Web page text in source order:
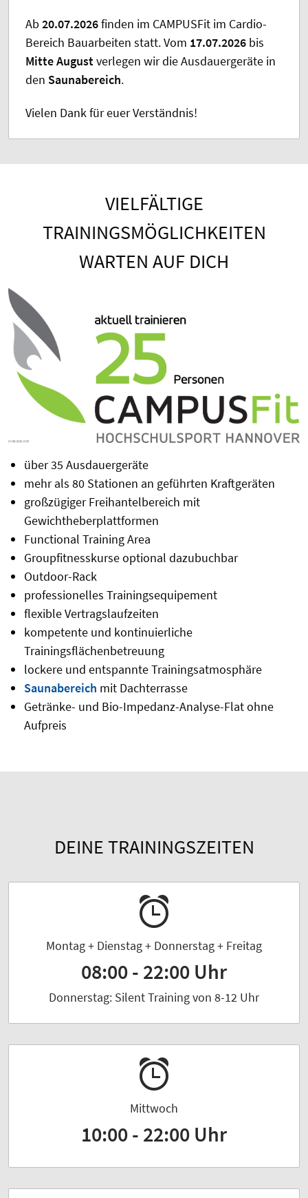
Ab20.07.2026finden im CAMPUSFit im Cardio-
Bereich Bauarbeiten statt. Vom 17.07.2026 bis
Mitte Augustverlegen wir die Ausdauergeräte in
den Saunabereich.
Vielen Dank für euer Verständnis!
VIELFÄLTIGE
TRAININGSMÖGLICHKEITEN
WARTEN AUF DICH
über 35 Ausdauergeräte
mehr als 80 Stationen an geführten Kraftgeräten
großzügiger Freihantelbereich mit
Gewichtheberplattformen
Functional Training Area
Groupfitnesskurse optional dazubuchbar
Outdoor-Rack
professionelles Trainingsequipement
flexible Vertragslaufzeiten
kompetente und kontinuierliche
Trainingsflächenbetreuung
lockere und entspannte Trainingsatmosphäre
Saunabereich mit Dachterrasse
Getränke- und Bio-Impedanz-Analyse-Flat ohne
Aufpreis
DEINE TRAININGSZEITEN
Montag + Dienstag + Donnerstag + Freitag
08:00 - 22:00 Uhr
Donnerstag: Silent Training von 8-12 Uhr
Mittwoch
10:00 - 22:00 Uhr